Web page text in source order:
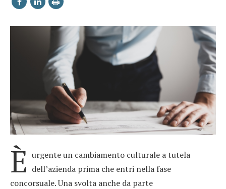
È urgente un cambiamento culturale a tutela
dell’azienda prima che entri nella fase
concorsuale. Una svolta anche da parte